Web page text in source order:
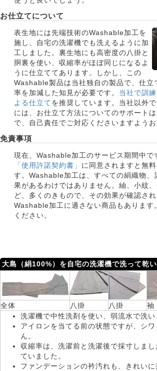
お仕立てについて
表生地には先端技術のWashable加工を
施し、自宅の洗濯機でも洗えるように加
工しました。裏生地にも高密度の八掛と
胴裏を使い、収縮率がほぼ同じになるよ
うに仕立ててあります。しかし、この
Washable製品は当社独自の製品で、仕立
率を加減した知見が必要です。 当社で訓
よる仕立てを推奨しています。当社以外
には、お仕立て方法についてのサポート
で、自己責任でご対応くださいますようお
免責事項
現在、Washable加工のサービス期間中で
「使用許諾契約書」 に同意されますと無
す。Washable加工は、すべての絹織物、
果があるわけではありません。紬、小紋
ど、多くのきもので、その効果が確認され
Washable加工に適さない商品もあります
ください。
大島（絹100%）を自宅の洗濯機で洗って乾い
全体 八掛 八掛 袖
洗濯機で中性洗剤を使い、弱流水で洗い
アイロンを当てる前の状態ですが、シ
ん。
収縮率は、洗濯前と洗濯後で採寸しま
ていました。
ファンデーションの衿汚れも、きれいに